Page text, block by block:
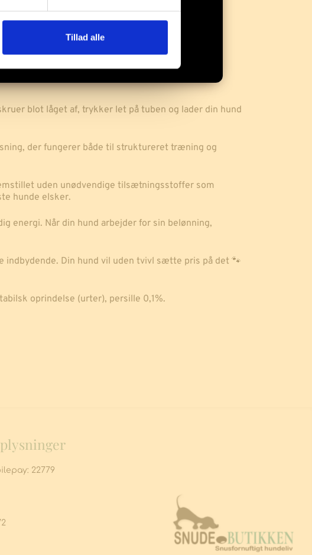
Tillad alle
blot låget af, trykker let på tuben og lader din hund
der fungerer både til struktureret træning og
uden unødvendige tilsætningsstoffer som
hunde elsker.
energi. Når din hund arbejder for sin belønning,
indbydende. Din hund vil uden tvivl sætte pris på det 🐾
oprindelse (urter), persille 0,1%.
22779